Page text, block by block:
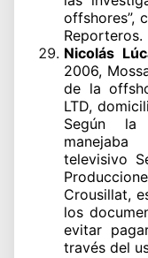
offshores”,
Reporteros.
Nicolás
2006,
de la
LTD,
Según la
televisivo
Crousillat,
los
evitar
través del